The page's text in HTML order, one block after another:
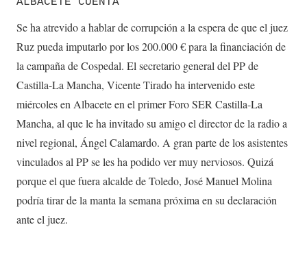
Se ha atrevido a hablar de corrupción a la espera de que el juez
Ruz pueda imputarlo por los 200.000 € para la financiación de
la campaña de Cospedal. El secretario general del PP de
Castilla-La Mancha, Vicente Tirado ha intervenido este
miércoles en Albacete en el primer Foro SER Castilla-La
Mancha, al que le ha invitado su amigo el director de la radio a
nivel regional, Ángel Calamardo. A gran parte de los asistentes
vinculados al PP se les ha podido ver muy nerviosos. Quizá
porque el que fuera alcalde de Toledo, José Manuel Molina
podría tirar de la manta la semana próxima en su declaración
ante el juez.